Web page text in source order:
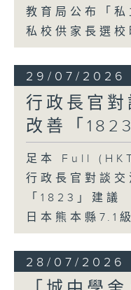
教育局公布「
私校供家長選校
29/07/2026
行政長官
改善「
足本 Full
行政長官對談
「1823」建議
日本熊本縣7.1
28/07/2026